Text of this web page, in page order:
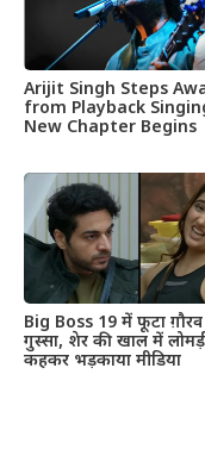
Arijit Singh Steps
from Playback
New Chapter Begins
Big Boss 19 में फूटा
गुस्सा, शेर की खाल में
कहकर भड़काया मीडिया